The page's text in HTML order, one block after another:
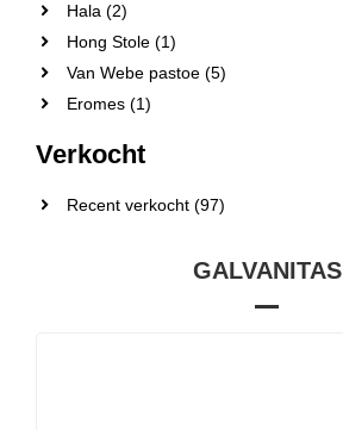
Hala (2)
Hong Stole (1)
Van Webe pastoe (5)
Eromes (1)
Verkocht
Recent verkocht (97)
GALVANITAS